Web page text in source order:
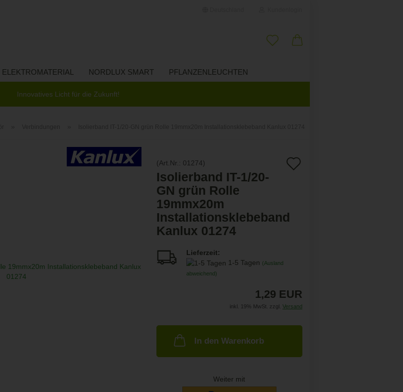
Passwort vergessen?
Innovatives Licht für die Zukunft!
ELEKTROMATERIAL NORDLUX SMART PFLANZENLEUCHTEN
(Art.Nr.: 01274)
Isolierband IT-1/20-
GN grün Rolle
19mmx20m
Installationsklebeband
Kanlux 01274
Lieferzeit:
1-5 Tagen (Ausland
abweichend)
1,29 EUR
inkl. 19% MwSt. zzgl. Versand
In den Warenkorb
Weiter mit